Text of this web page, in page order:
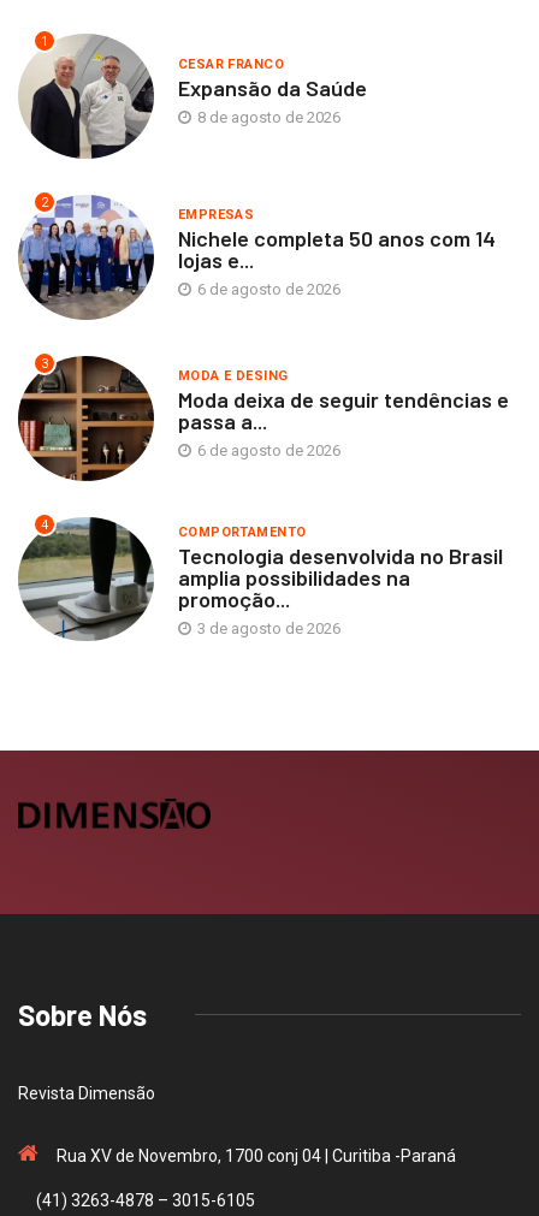
1
CESAR FRANCO
Expansão da Saúde
8 de agosto de 2026
2
EMPRESAS
Nichele completa 50 anos com 14
lojas e...
6 de agosto de 2026
3
MODA E DESING
Moda deixa de seguir tendências e
passa a...
6 de agosto de 2026
4 COMPORTAMENTO
Tecnologia desenvolvida no Brasil
amplia possibilidades na
promoção...
3 de agosto de 2026
Sobre Nós
Revista Dimensão
Rua XV de Novembro, 1700 conj 04 | Curitiba -Paraná
(41) 3263-4878 – 3015-6105